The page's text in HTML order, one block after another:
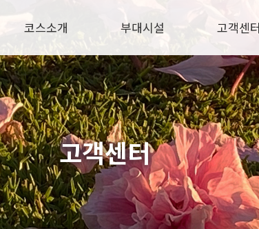
코스소개 부대시설 고객센
고객센터